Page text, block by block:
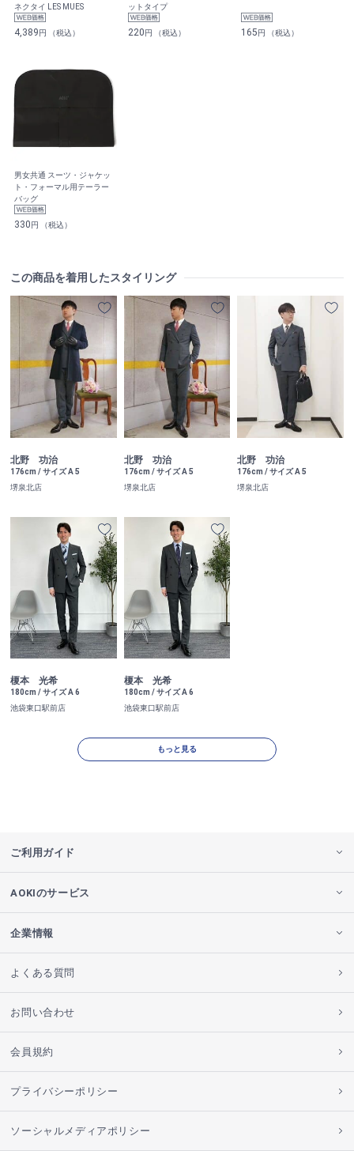
ネクタイ LES MUES
4,389円 （税込）
ットタイプ
220円 （税込） 165円 （税込）
男女共通 スーツ・ジャケッ
ト・フォーマル用テーラー
バッグ
330円 （税込）
この商品を着用したスタイリング
北野 功治
176cm / サイズ A 5
堺泉北店
北野 功治
176cm / サイズ A 5
堺泉北店
北野 功治
176cm / サイズ A 5
堺泉北店
榎本 光希
180cm / サイズ A 6
池袋東口駅前店
榎本 光希
180cm / サイズ A 6
池袋東口駅前店
もっと見る
ご利用ガイド
AOKIのサービス
企業情報
よくある質問
お問い合わせ
会員規約
プライバシーポリシー
ソーシャルメディアポリシー